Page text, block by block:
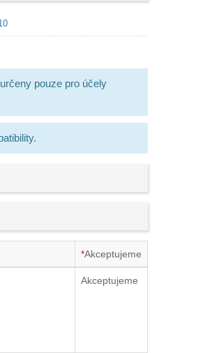
pouze pro účely
*Akceptujeme
Akceptujeme